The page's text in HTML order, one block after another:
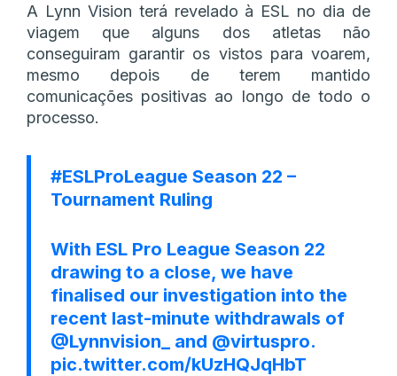
A Lynn Vision terá revelado à ESL no dia de
viagem que alguns dos atletas não
conseguiram garantir os vistos para voarem,
mesmo depois de terem mantido
comunicações positivas ao longo de todo o
processo.
#ESLProLeague Season 22 –
Tournament Ruling
With ESL Pro League Season 22
drawing to a close, we have
finalised our investigation into the
recent last-minute withdrawals of
@Lynnvision_
and @virtuspro.
pic.twitter.com/kUzHQJqHbT